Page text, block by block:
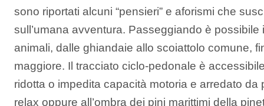
sono riportati alcuni “pensieri” e aforismi che
sull’umana avventura. Passeggiando è possibile
animali, dalle ghiandaie allo scoiattolo comune,
maggiore. Il tracciato ciclo-pedonale è
ridotta o impedita capacità motoria e arredato
relax oppure all’ombra dei pini marittimi della